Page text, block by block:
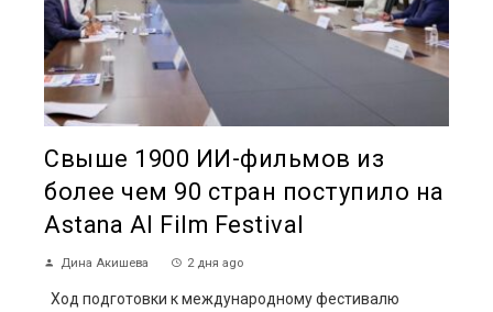
Свыше 1900 ИИ-фильмов из
более чем 90 стран поступило на
Astana AI Film Festival
Дина Акишева 2 дня ago
Ход подготовки к международному фестивалю